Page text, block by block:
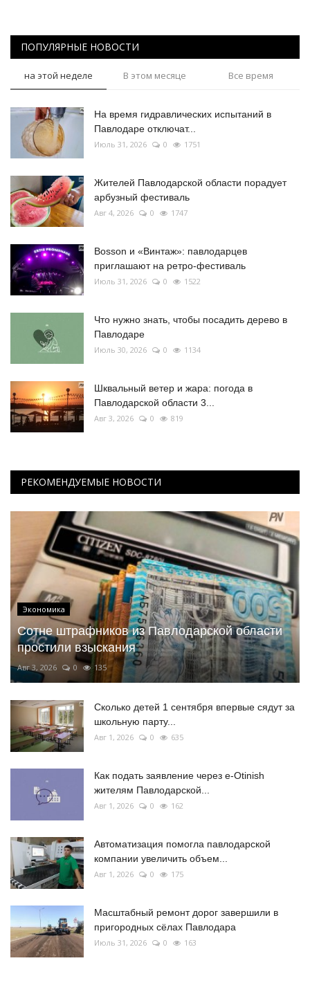
Қазақша Русский
ПОПУЛЯРНЫЕ НОВОСТИ
на этой неделе В этом месяце Все время
На время гидравлических испытаний в
Павлодаре отключат...
Июль 31, 2026 0 1751
Жителей Павлодарской области порадует
арбузный фестиваль
Авг 4, 2026 0 1747
Bosson и «Винтаж»: павлодарцев
приглашают на ретро-фестиваль
Июль 31, 2026 0 1522
Что нужно знать, чтобы посадить дерево в
Павлодаре
Июль 30, 2026 0 1134
Шквальный ветер и жара: погода в
Павлодарской области 3...
Авг 3, 2026 0 819
РЕКОМЕНДУЕМЫЕ НОВОСТИ
Экономика
Сотне штрафников из Павлодарской области
простили взыскания
Авг 3, 2026 0 135
Сколько детей 1 сентября впервые сядут за
школьную парту...
Авг 1, 2026 0 635
Как подать заявление через e-Otinish
жителям Павлодарской...
Авг 1, 2026 0 162
Автоматизация помогла павлодарской
компании увеличить объем...
Авг 1, 2026 0 175
Масштабный ремонт дорог завершили в
пригородных сёлах Павлодара
Июль 31, 2026 0 163